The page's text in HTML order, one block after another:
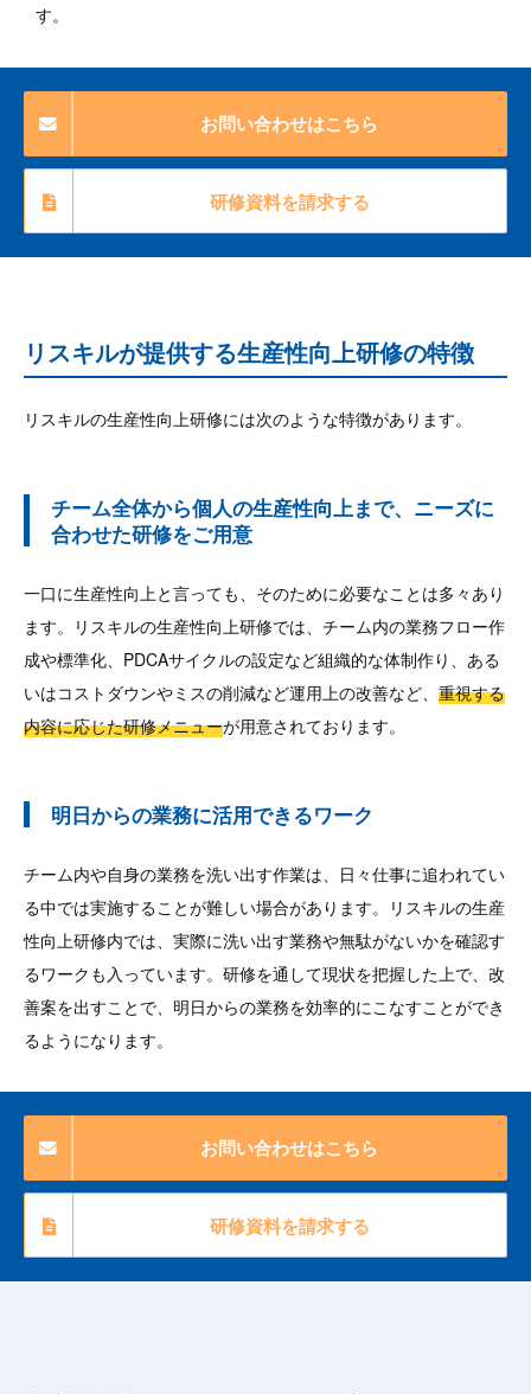
す。
お問い合わせはこちら
研修資料を請求する
リスキルが提供する生産性向上研修の特徴
リスキルの生産性向上研修には次のような特徴があります。
チーム全体から個人の生産性向上まで、ニーズに
合わせた研修をご用意
一口に生産性向上と言っても、そのために必要なことは多々あり
ます。リスキルの生産性向上研修では、チーム内の業務フロー作
成や標準化、PDCAサイクルの設定など組織的な体制作り、ある
いはコストダウンやミスの削減など運用上の改善など、 重視する
内容に応じた研修メニューが用意されております。
明日からの業務に活用できるワーク
チーム内や自身の業務を洗い出す作業は、日々仕事に追われてい
る中では実施することが難しい場合があります。リスキルの生産
性向上研修内では、実際に洗い出す業務や無駄がないかを確認す
るワークも入っています。研修を通して現状を把握した上で、改
善案を出すことで、明日からの業務を効率的にこなすことができ
るようになります。
お問い合わせはこちら
研修資料を請求する